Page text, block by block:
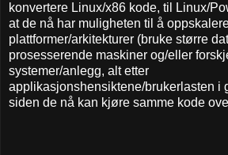
konvertere Linux/x86 kode, til Linux/
at de nå har muligheten til å
plattformer/arkitekturer (bruke større
prosesserende maskiner og/eller
systemer/anlegg, alt etter
applikasjonshensiktene/brukerlasten i
siden de nå kan kjøre samme kode